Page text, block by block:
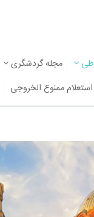
مجله گردشگری
استعلام ممنوع الخروجی